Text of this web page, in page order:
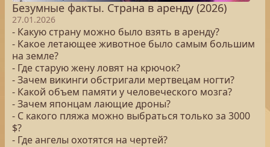
Безумные факты. Страна в аренду (2026)
27.01.2026
- Какую страну можно было взять в аренду?
- Какое летающее животное было самым большим
на земле?
- Где старую жену ловят на крючок?
- Зачем викинги обстригали мертвецам ногти?
- Какой объем памяти у человеческого мозга?
- Зачем японцам лающие дроны?
- С какого пляжа можно выбраться только за 3000
$?
- Где ангелы охотятся на чертей?